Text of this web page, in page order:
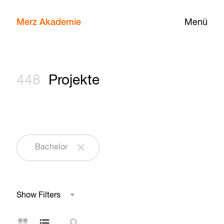
Menü
Merz Akademie
448 Projekte
Bachelor
Show Filters